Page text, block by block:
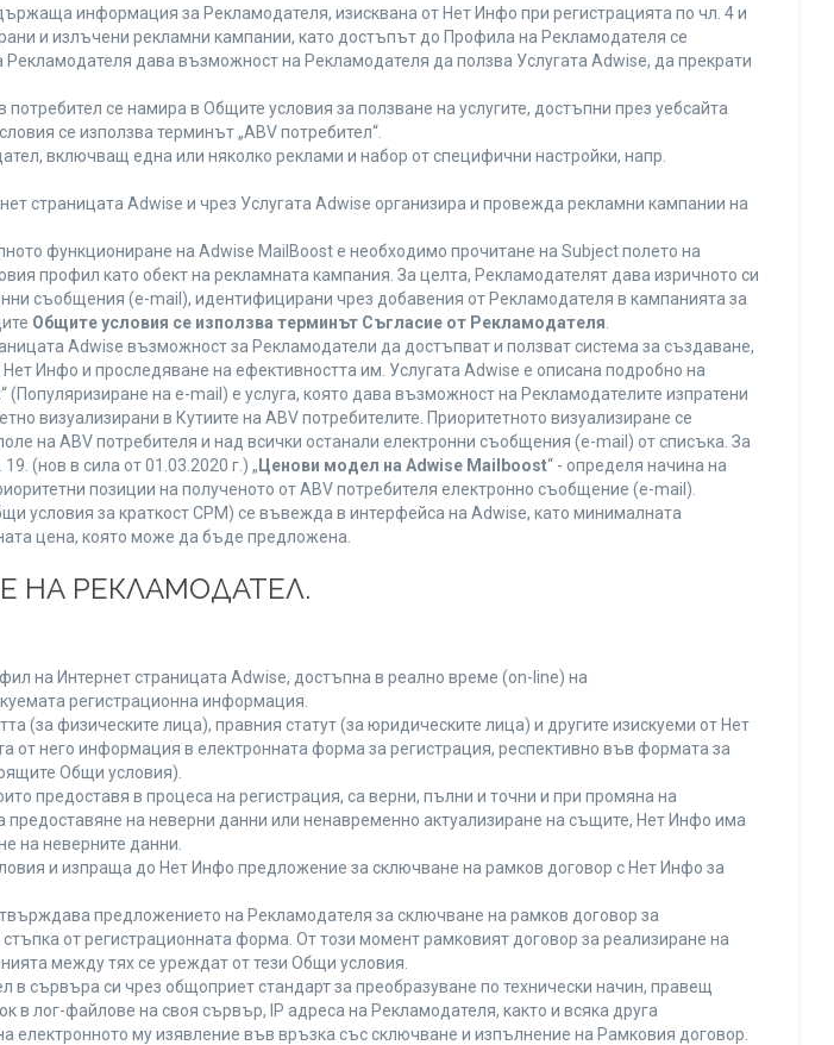
информация за Рекламодателя, изисквана от Нет Инфо при регистрацията по чл. 4 и
и излъчени рекламни кампании, като достъпът до Профила на Рекламодателя се
дава възможност на Рекламодателя да ползва Услугата Adwise, да прекрати
потребител се намира в Общите условия за ползване на услугите, достъпни през уебсайта
се използва терминът „ABV потребител“.
включващ една или няколко реклами и набор от специфични настройки, напр.
страницата Adwise и чрез Услугата Adwise организира и провежда рекламни кампании на
функциониране на Adwise MailBoost е необходимо прочитане на Subject полето на
профил като обект на рекламната кампания. За целта, Рекламодателят дава изричното си
съобщения (e-mail), идентифицирани чрез добавения от Рекламодателя в кампанията за
Общите условия се използва терминът Съгласие от Рекламодателя
Adwise възможност за Рекламодатели да достъпват и ползват система за създаване,
Инфо и проследяване на ефективността им. Услугата Adwise е описана подробно на
“ (Популяризиране на e-mail) е услуга, която дава възможност на Рекламодателите изпратени
визуализирани в Кутиите на ABV потребителите. Приоритетното визуализиране се
на ABV потребителя и над всички останали електронни съобщения (e-mail) от списъка. За
(нов в сила от 01.03.2020 г.) „ Ценови модел на Adwise Mailboost“ - определя начина на
позиции на полученото от ABV потребителя електронно съобщение (e-mail).
условия за краткост CPM) се въвежда в интерфейса на Adwise, като минималната
цена, която може да бъде предложена.
НА РЕКЛАМОДАТЕЛ.
на Интернет страницата Adwise, достъпна в реално време (on-line) на
регистрационна информация.
физическите лица), правния статут (за юридическите лица) и другите изискуеми от Нет
него информация в електронната форма за регистрация, респективно във формата за
Общи условия).
предоставя в процеса на регистрация, са верни, пълни и точни и при промяна на
на неверни данни или ненавременно актуализиране на същите, Нет Инфо има
на неверните данни.
и изпраща до Нет Инфо предложение за сключване на рамков договор с Нет Инфо за
предложението на Рекламодателя за сключване на рамков договор за
от регистрационната форма. От този момент рамковият договор за реализиране на
между тях се уреждат от тези Общи условия.
сървъра си чрез общоприет стандарт за преобразуване по технически начин, правещ
лог-файлове на своя сървър, IP адреса на Рекламодателя, както и всяка друга
му изявление във връзка със сключване и изпълнение на Рамковия договор.